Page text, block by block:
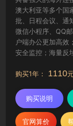
澳大利亚等多个国
批、日程会议、通
微信小程序、QQ
户端办公更加高效
安全监控；海量反
购买1年：
1110
购买说明
官网算价